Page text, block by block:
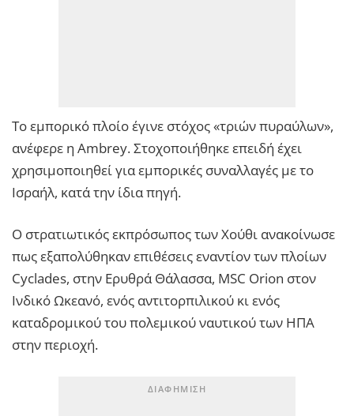
Το εμπορικό πλοίο έγινε στόχος «τριών πυραύλων»,
ανέφερε η Ambrey. Στοχοποιήθηκε επειδή έχει
χρησιμοποιηθεί για εμπορικές συναλλαγές με το
Ισραήλ, κατά την ίδια πηγή.
Ο στρατιωτικός εκπρόσωπος των Χούθι ανακοίνωσε
πως εξαπολύθηκαν επιθέσεις εναντίον των πλοίων
Cyclades, στην Ερυθρά Θάλασσα, MSC Orion στον
Ινδικό Ωκεανό, ενός αντιτορπιλικού κι ενός
καταδρομικού του πολεμικού ναυτικού των ΗΠΑ
στην περιοχή.